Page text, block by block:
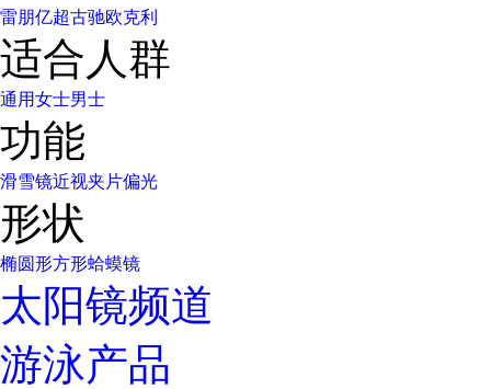
雷朋亿超古驰欧克利
适合人群
通用女士男士
功能
滑雪镜近视夹片偏光
形状
椭圆形方形蛤蟆镜
太阳镜频道
游泳产品